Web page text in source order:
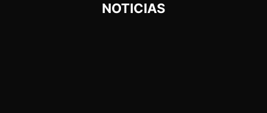
NOTICIAS